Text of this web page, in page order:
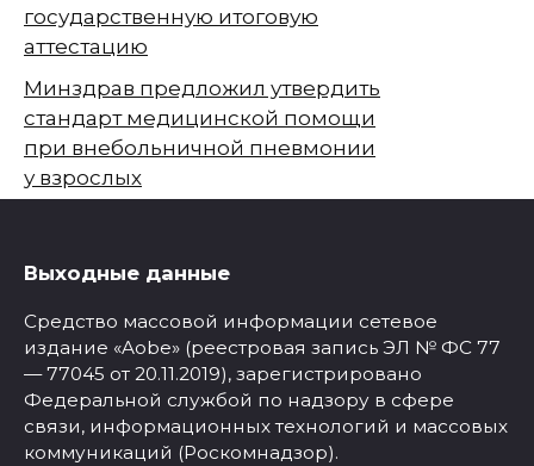
государственную итоговую
аттестацию
Минздрав предложил утвердить
стандарт медицинской помощи
при внебольничной пневмонии
у взрослых
Выходные данные
Средство массовой информации сетевое
издание «Aobe» (реестровая запись ЭЛ № ФС 77
— 77045 от 20.11.2019), зарегистрировано
Федеральной службой по надзору в сфере
связи, информационных технологий и массовых
коммуникаций (Роскомнадзор).